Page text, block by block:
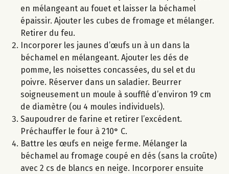
en mélangeant au fouet et laisser la béchamel
épaissir. Ajouter les cubes de fromage et mélanger.
Retirer du feu.
Incorporer les jaunes d’œufs un à un dans la
béchamel en mélangeant. Ajouter les dés de
pomme, les noisettes concassées, du sel et du
poivre. Réserver dans un saladier. Beurrer
soigneusement un moule à soufflé d’environ 19 cm
de diamètre (ou 4 moules individuels).
Saupoudrer de farine et retirer l’excédent.
Préchauffer le four à 210° C.
Battre les œufs en neige ferme. Mélanger la
béchamel au fromage coupé en dés (sans la croûte)
avec 2 cs de blancs en neige. Incorporer ensuite